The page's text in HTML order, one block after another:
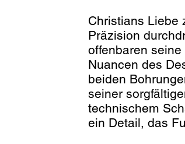
Christians Liebe
Präzision
offenbaren
Nuancen des
beiden
seiner
technischem
ein Detail, das